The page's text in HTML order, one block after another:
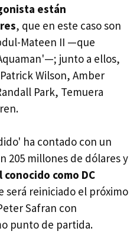
están
, que en este caso son
Mateen II —que
junto a ellos,
Wilson, Amber
Park, Temuera
ha contado con un
205 millones de dólares y
como DC
será reiniciado el próximo
Safran con
punto de partida.